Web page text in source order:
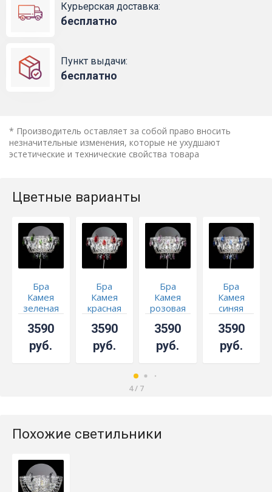
Курьерская доставка:
бесплатно
Пункт выдачи:
бесплатно
* Производитель оставляет за собой право вносить
незначительные изменения, которые не ухудшают
эстетические и технические свойства товара
Цветные варианты
Бра
Камея
зеленая
3590
руб.
Бра
Камея
красная
3590
руб.
Бра
Камея
розовая
3590
руб.
Бра
Камея
синяя
3590
руб.
4/ 7
Похожие светильники